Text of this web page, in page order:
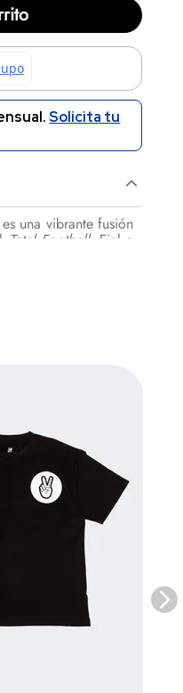
Solicita tu
es una vibrante fusión
Total Football. Fiel a